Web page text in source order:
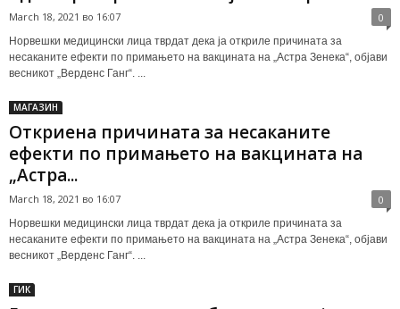
March 18, 2021 во 16:07 0
Норвешки медицински лица тврдат дека ја откриле причината за
несаканите ефекти по примањето на вакцината на „Астра Зенека“, објави
весникот „Верденс Ганг“. ...
МАГАЗИН
Откриена причината за несаканите
ефекти по примањето на вакцината на
„Астра...
March 18, 2021 во 16:07 0
Норвешки медицински лица тврдат дека ја откриле причината за
несаканите ефекти по примањето на вакцината на „Астра Зенека“, објави
весникот „Верденс Ганг“. ...
ГИК